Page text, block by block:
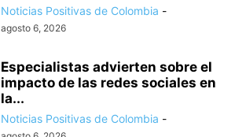
Noticias Positivas de Colombia -
agosto 6, 2026
Especialistas advierten sobre el
impacto de las redes sociales en
la...
Noticias Positivas de Colombia -